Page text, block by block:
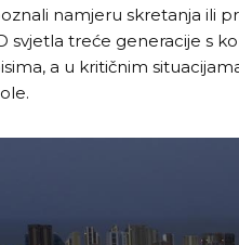
namjeru skretanja ili
svjetla treće generacije s
a u kritičnim